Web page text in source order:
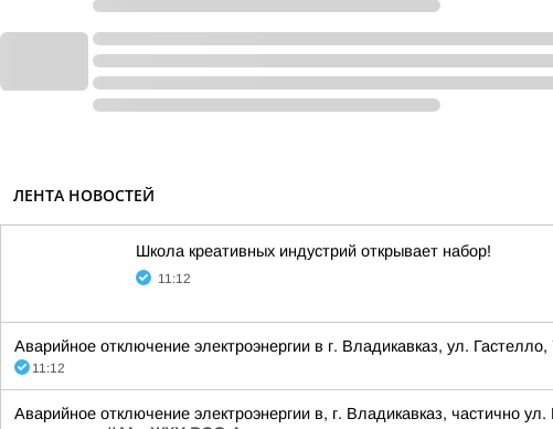
ЛЕНТА НОВОСТЕЙ
Школа креативных индустрий открывает набор!
11:12
Аварийное отключение электроэнергии в г. Владикавказ, ул.
11:12
Аварийное отключение электроэнергии в, г. Владикавказ, частично